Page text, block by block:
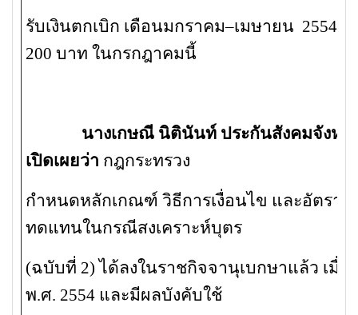
รับเงินตกเบิก เดือนมกราคม–เมษายน 2554 เ
200 บาท ในกรกฎาคมนี้
นางเกษณี นิตินันท์ ประกันสังคมจังหวั
เปิดเผยว่า กฎกระทรวง
กำหนดหลักเกณฑ์ วิธีการเงื่อนไข และอัตราก
ทดแทนในกรณีสงเคราะห์บุตร
(ฉบับที่ 2) ได้ลงในราชกิจจานุเบกษาแล้ว เมื่
พ.ศ. 2554 และมีผลบังคับใช้